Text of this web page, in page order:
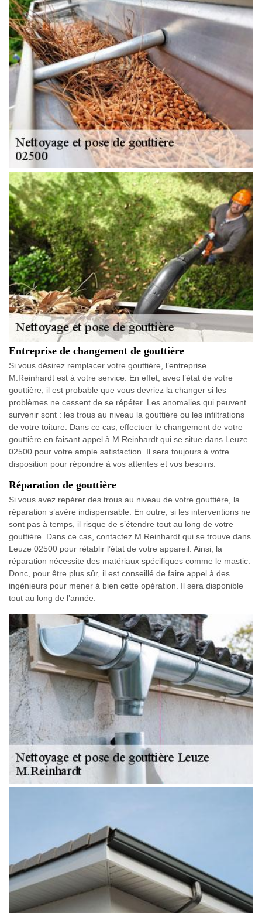
Entreprise de changement de gouttière
Si vous désirez remplacer votre gouttière, l’entreprise
M.Reinhardt est à votre service. En effet, avec l’état de votre
gouttière, il est probable que vous devriez la changer si les
problèmes ne cessent de se répéter. Les anomalies qui peuvent
survenir sont : les trous au niveau la gouttière ou les infiltrations
de votre toiture. Dans ce cas, effectuer le changement de votre
gouttière en faisant appel à M.Reinhardt qui se situe dans Leuze
02500 pour votre ample satisfaction. Il sera toujours à votre
disposition pour répondre à vos attentes et vos besoins.
Réparation de gouttière
Si vous avez repérer des trous au niveau de votre gouttière, la
réparation s’avère indispensable. En outre, si les interventions ne
sont pas à temps, il risque de s’étendre tout au long de votre
gouttière. Dans ce cas, contactez M.Reinhardt qui se trouve dans
Leuze 02500 pour rétablir l’état de votre appareil. Ainsi, la
réparation nécessite des matériaux spécifiques comme le mastic.
Donc, pour être plus sûr, il est conseillé de faire appel à des
ingénieurs pour mener à bien cette opération. Il sera disponible
tout au long de l’année.